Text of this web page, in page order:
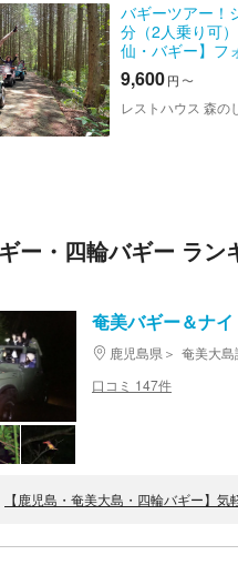
バギーツアー！
分（2人乗り可
仙・バギー】フ
リーン＆バギー
ド付/車の免許（
えポイント多数
9,600円 〜
レストハウス 森の
ー・四輪バギー ラン
奄美バギー＆ナ
鹿児島県 奄美大島
口コミ 147件
【鹿児島・奄美大島・四輪バギー】